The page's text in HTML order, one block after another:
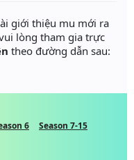
giới thiệu mu mới ra
lòng tham gia trực
theo đường dẫn sau:
6
Season 7-15